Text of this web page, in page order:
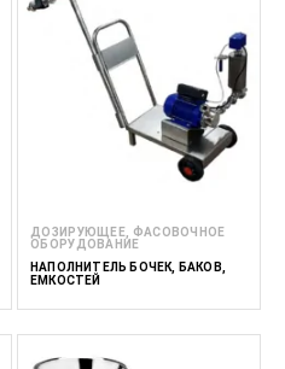
ДОЗИРУЮЩЕЕ, ФАСОВОЧНОЕ
ОБОРУДОВАНИЕ
НАПОЛНИТЕЛЬ БОЧЕК, БАКОВ,
ЕМКОСТЕЙ